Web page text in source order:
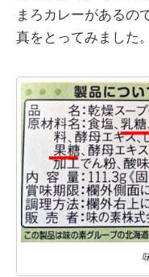
まろカレーがあるの
真をとってみました。